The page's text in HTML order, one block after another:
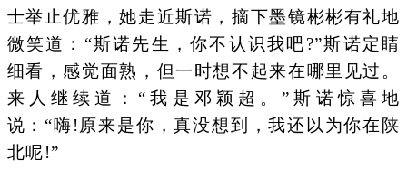
士举止优雅，她走近斯诺，摘下墨镜彬彬有礼地
微笑道：“斯诺先生，你不认识我吧?”斯诺定睛
细看，感觉面熟，但一时想不起来在哪里见过。
来人继续道：“我是邓颖超。”斯诺惊喜地
说：“嗨!原来是你，真没想到，我还以为你在陕
北呢!”